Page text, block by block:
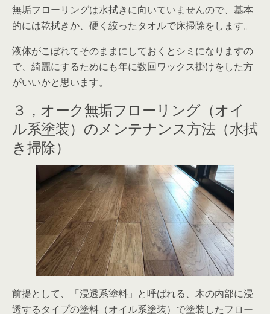
無垢フローリングは水拭きに向いていませんので、基本
的には乾拭きか、硬く絞ったタオルで床掃除をします。
液体がこぼれてそのままにしておくとシミになりますの
で、綺麗にするためにも年に数回ワックス掛けをした方
がいいかと思います。
３，オーク無垢フローリング（オイ
ル系塗装）のメンテナンス方法（水拭
き掃除）
前提として、「浸透系塗料」と呼ばれる、木の内部に浸
透するタイプの塗料（オイル系塗装）で塗装したフロー